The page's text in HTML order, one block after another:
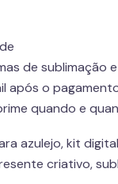
de sublimação
após o
quando e
azulejo, kit
criativo,